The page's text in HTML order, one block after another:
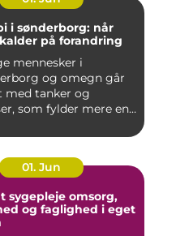
i sønderborg: når
på forandring
mennesker i
og omegn går
med tanker og
som fylder mere end
01. Jun
omsorg,
og faglighed i eget